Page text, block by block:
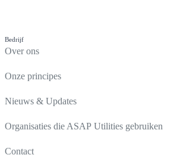
Bedrijf
Over ons
Onze principes
Nieuws & Updates
Organisaties die ASAP Utilities gebruiken
Contact